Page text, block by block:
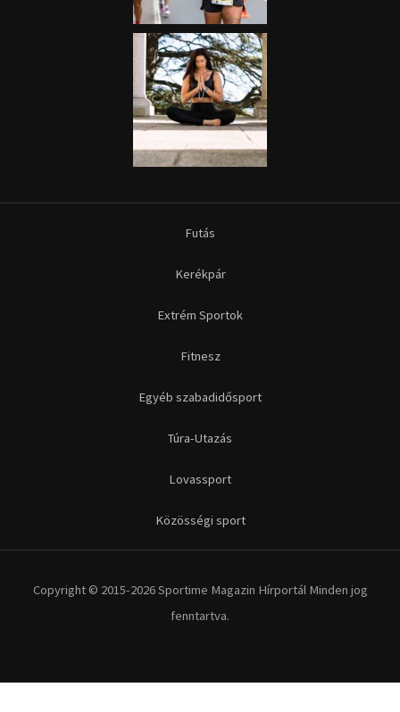
Futás
Kerékpár
Extrém Sportok
Fitnesz
Egyéb szabadidősport
Túra-Utazás
Lovassport
Közösségi sport
Copyright © 2015-2026 Sportime Magazin Hírportál Minden jog
fenntartva.